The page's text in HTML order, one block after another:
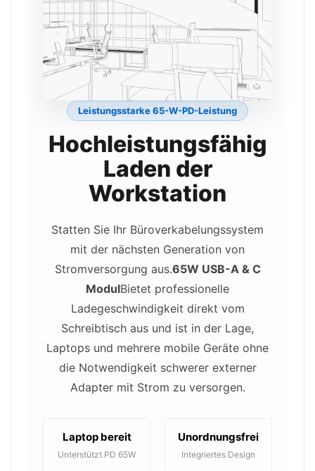
Leistungsstarke 65-W-PD-Leistung
Hochleistungsfähig
Laden der
Workstation
Statten Sie Ihr Büroverkabelungssystem
mit der nächsten Generation von
Stromversorgung aus.65W USB-A & C
ModulBietet professionelle
Ladegeschwindigkeit direkt vom
Schreibtisch aus und ist in der Lage,
Laptops und mehrere mobile Geräte ohne
die Notwendigkeit schwerer externer
Adapter mit Strom zu versorgen.
Laptop bereit
Unterstützt PD 65W
Unordnungsfrei
Integriertes Design